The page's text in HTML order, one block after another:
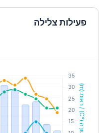
פעילות צלילה